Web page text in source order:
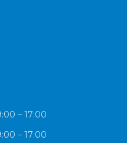
– 17:00
– 17:00